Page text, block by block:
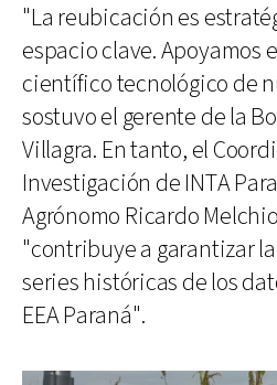
"La reubicación es
espacio clave. Apoyamos
científico tecnológico de
sostuvo el gerente de la
Villagra. En tanto, el
Investigación de INTA
Agrónomo Ricardo
"contribuye a garantizar
series históricas de los
EEA Paraná".